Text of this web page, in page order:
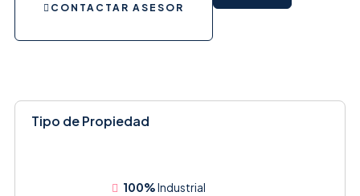
CONTACTAR ASESOR
Tipo de Propiedad
100%Industrial